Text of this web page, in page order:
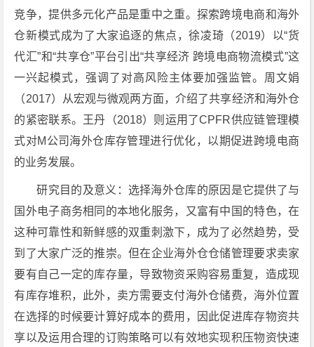
竞争，提供多元化产品是重中之重。探索跨境电商和海外
仓新模式成为了大家追逐的焦点，徐凌琦（2019）以“货
代汇”和“共享仓”平台引出“共享经济 跨境电商物流模式”这
一兴起模式，强调了对高风险主体要加强监管。周文娟
（2017）从宏观与微观两方面，介绍了共享经济和海外仓
的紧密联系。王丹（2018）则运用了CPFR供应链管理模
式对M公司海外仓库存管理进行优化，以期促进跨境电商
的业务发展。
研究目的及意义：选择海外仓库的原因是它提供了与
国外电子商务相同的本地化服务，又富有中国的特色，在
这种可靠性和新鲜感的双重刺激下，成为了必然趋势，受
到了大家广泛的推崇。但在企业海外仓仓储管理要求卖家
要有自己一定的库存量，导致物资采购容易重复，造成现
有库存堆积，此外，卖方需要支付海外仓储费，海外位置
在选择的时候要计算好成本的费用，因此促进库存物资共
享以及运用合理的订购策略可以有效地实现积压物资快速